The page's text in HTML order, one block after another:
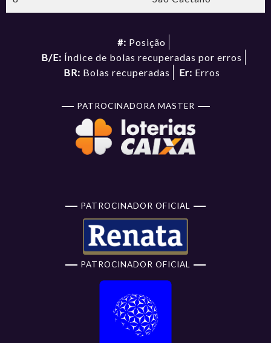
#: Posição
B/E: Índice de bolas recuperadas por erros
BR: Bolas recuperadas Er: Erros
PATROCINADORA MASTER
PATROCINADOR OFICIAL
PATROCINADOR OFICIAL